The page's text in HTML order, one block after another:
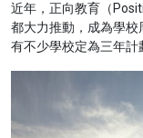
近年，正向教育（
都大力推動，成為學
有不少學校定為三年計